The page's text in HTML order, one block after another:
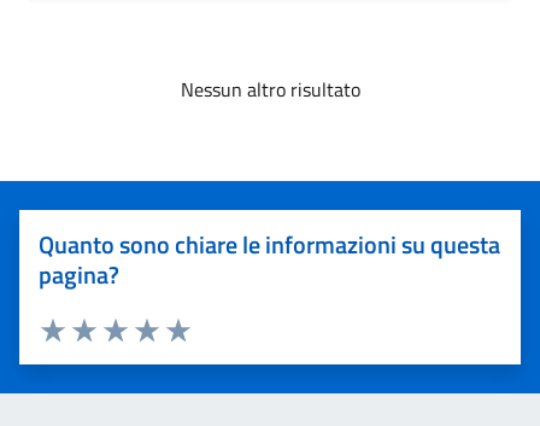
Nessun altro risultato
Quanto sono chiare le informazioni su questa
pagina?
Valuta 5 stelle su 5
Valuta 4 stelle su 5
Valuta 3 stelle su 5
Valuta 2 stelle su 5
Valuta 1 stelle su 5